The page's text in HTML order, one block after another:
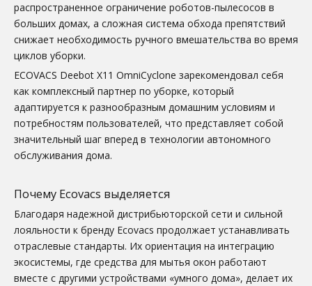
распространенное ограничение роботов-пылесосов в
больших домах, а сложная система обхода препятствий
снижает необходимость ручного вмешательства во время
циклов уборки.
ECOVACS Deebot X11 OmniCyclone зарекомендовал себя
как комплексный партнер по уборке, который
адаптируется к разнообразным домашним условиям и
потребностям пользователей, что представляет собой
значительный шаг вперед в технологии автономного
обслуживания дома.
Почему Ecovacs выделяется
Благодаря надежной дистрибьюторской сети и сильной
лояльности к бренду Ecovacs продолжает устанавливать
отраслевые стандарты. Их ориентация на интеграцию
экосистемы, где средства для мытья окон работают
вместе с другими устройствами «умного дома», делает их